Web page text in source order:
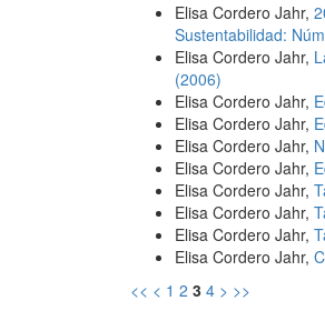
Elisa Cordero Jahr,
Sustentabilidad:
Elisa Cordero Jahr,
(2006)
Elisa Cordero Jahr,
Elisa Cordero Jahr,
Elisa Cordero Jahr,
Elisa Cordero Jahr,
Elisa Cordero Jahr,
Elisa Cordero Jahr,
Elisa Cordero Jahr,
Elisa Cordero Jahr,
<< < 1 2 3 4 > >>